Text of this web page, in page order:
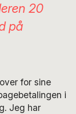
20
på
for sine
i
Jeg har